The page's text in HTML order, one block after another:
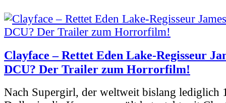
Clayface – Rettet Eden Lake-Regisseur
DCU? Der Trailer zum Horrorfilm!
Nach Supergirl, der weltweit bislang lediglich